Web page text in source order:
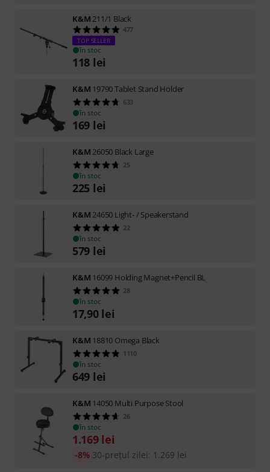
K&M 211/1 Black
477
TOP SELLER
în stoc
118 lei
K&M 19790 Tablet Stand Holder
633
în stoc
169 lei
K&M 26050 Black Large
25
în stoc
225 lei
K&M 24650 Light- / Speakerstand
22
în stoc
579 lei
K&M 16099 Holding Magnet+Pencil BL
28
în stoc
17,90 lei
K&M 18810 Omega Black
1110
în stoc
649 lei
K&M 14050 Multi Purpose Stool
26
în stoc
1.169 lei
30-prețul zilei: 1.269 lei
-8%